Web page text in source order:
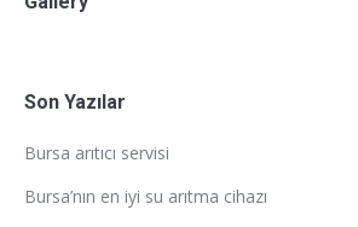
Son Yazılar
Bursa arıtıcı servisi
Bursa’nın en iyi su arıtma cihazı